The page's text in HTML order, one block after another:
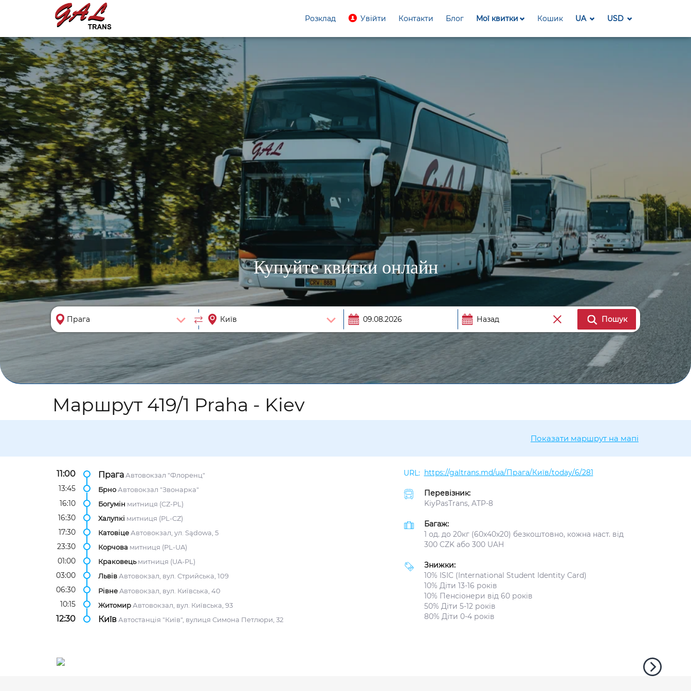
Розклад Увійти Контакти Блог Мої квитки Кошик UA USD
Купуйте квитки онлайн
Пошук
Маршрут 419/1 Praha - Kiev
Показати маршрут на мапі
11:00 Прага Автовокзал "Флоренц"
13:45 Брно Автовокзал "Звонарка"
16:10 Богумін митниця (CZ-PL)
16:30 Халупкі митниця (PL-CZ)
17:30 Катовіце Автовокзал, ул. Sądowa, 5
23:30 Корчова митниця (PL-UA)
01:00 Краковець митниця (UA-PL)
03:00 Львів Автовокзал, вул. Стрийська, 109
06:30 Рівне Aвтовокзал, вул. Київська, 40
10:15 Житомир Автовокзал, вул. Київська, 93
12:30 Київ Автостанція "Київ", вулиця Симона Петлюри, 32
https://galtrans.md/ua/Прага/Київ/today/6/281
Перевізник:
KiyPasTrans, ATP-8
Багаж:
1 од. до 20кг (60x40x20) безкоштовно, кожна наст. від
300 CZK або 300 UAH
Знижки:
10% ISIC (International Student Identity Card)
10% Діти 13-16 років
10% Пенсіонери від 60 років
50% Діти 5-12 років
80% Діти 0-4 років